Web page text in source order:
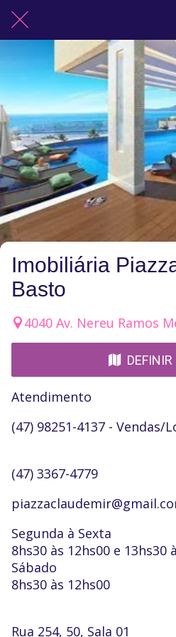
Imobiliária
Basto
4040 Av. Nereu Ramos
DEFINIR
Atendimento
(47) 98251-4137 - Vendas/
(47) 3367-4779
Segunda à Sexta
8hs30 às 12hs00 e 13hs30
Sábado
8hs30 às 12hs00
Rua 254, 50, Sala 01